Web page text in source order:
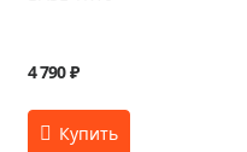
4 790 ₽